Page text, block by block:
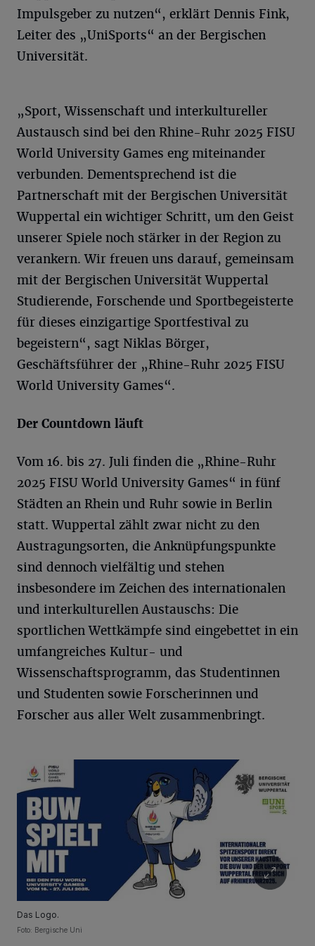
Impulsgeber zu nutzen“, erklärt Dennis Fink,
Leiter des „UniSports“ an der Bergischen
Universität.
„Sport, Wissenschaft und interkultureller
Austausch sind bei den Rhine-Ruhr 2025 FISU
World University Games eng miteinander
verbunden. Dementsprechend ist die
Partnerschaft mit der Bergischen Universität
Wuppertal ein wichtiger Schritt, um den Geist
unserer Spiele noch stärker in der Region zu
verankern. Wir freuen uns darauf, gemeinsam
mit der Bergischen Universität Wuppertal
Studierende, Forschende und Sportbegeisterte
für dieses einzigartige Sportfestival zu
begeistern“, sagt Niklas Börger,
Geschäftsführer der „Rhine-Ruhr 2025 FISU
World University Games“.
Der Countdown läuft
Vom 16. bis 27. Juli finden die „Rhine-Ruhr
2025 FISU World University Games“ in fünf
Städten an Rhein und Ruhr sowie in Berlin
statt. Wuppertal zählt zwar nicht zu den
Austragungsorten, die Anknüpfungspunkte
sind dennoch vielfältig und stehen
insbesondere im Zeichen des internationalen
und interkulturellen Austauschs: Die
sportlichen Wettkämpfe sind eingebettet in ein
umfangreiches Kultur- und
Wissenschaftsprogramm, das Studentinnen
und Studenten sowie Forscherinnen und
Forscher aus aller Welt zusammenbringt.
Das Logo.
Foto: Bergische Uni